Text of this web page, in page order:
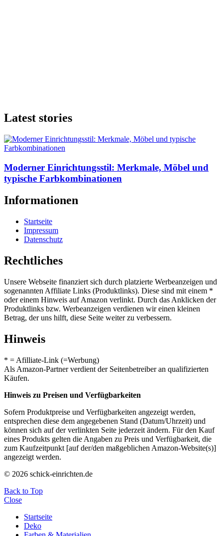
Latest stories
Moderner Einrichtungsstil: Merkmale, Möbel und
typische Farbkombinationen
Informationen
Startseite
Impressum
Datenschutz
Rechtliches
Unsere Webseite finanziert sich durch platzierte Werbeanzeigen und
sogenannten Affiliate Links (Produktlinks). Diese sind mit einem *
oder einem Hinweis auf Amazon verlinkt. Durch das Anklicken der
Produktlinks bzw. Werbeanzeigen verdienen wir einen kleinen
Betrag, der uns hilft, diese Seite weiter zu verbessern.
Hinweis
* = Afilliate-Link (=Werbung)
Als Amazon-Partner verdient der Seitenbetreiber an qualifizierten
Käufen.
Hinweis zu Preisen und Verfügbarkeiten
Sofern Produktpreise und Verfügbarkeiten angezeigt werden,
entsprechen diese dem angegebenen Stand (Datum/Uhrzeit) und
können sich auf der verlinkten Seite jederzeit ändern. Für den Kauf
eines Produkts gelten die Angaben zu Preis und Verfügbarkeit, die
zum Kaufzeitpunkt [auf der/den maßgeblichen Amazon-Website(s)]
angezeigt werden.
© 2026 schick-einrichten.de
Back to Top
Close
Startseite
Deko